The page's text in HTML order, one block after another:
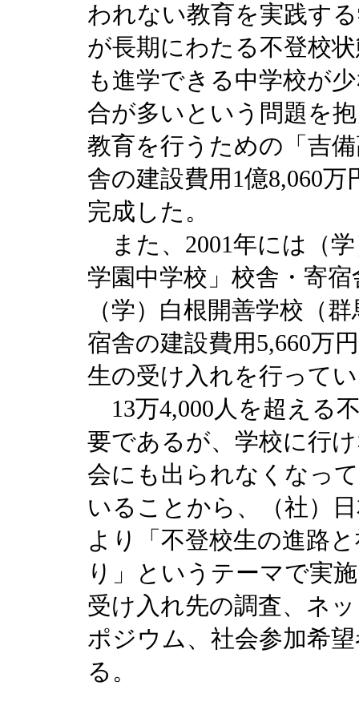
われない教育を実践す
が長期にわたる不登校
も進学できる中学校が
合が多いという問題を
教育を行うための「吉
舎の建設費用1億8,060
完成した。
また、2001年には（
学園中学校」校舎・寄
（学）白根開善学校（
宿舎の建設費用5,660万
生の受け入れを行って
13万4,000人を超える
要であるが、学校に行
会にも出られなくなっ
いることから、（社）
より「不登校生の進路
り」というテーマで実
受け入れ先の調査、ネ
ポジウム、社会参加希
る。